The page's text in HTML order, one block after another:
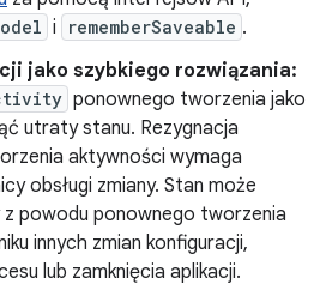
i rememberSaveable .
jako szybkiego rozwiązania:
ponownego tworzenia jako
utraty stanu. Rezygnacja
aktywności wymaga
obsługi zmiany. Stan może
powodu ponownego tworzenia
innych zmian konfiguracji,
lub zamknięcia aplikacji.